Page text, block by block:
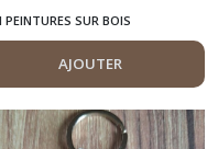
PEINTURES SUR BOIS
AJOUTER